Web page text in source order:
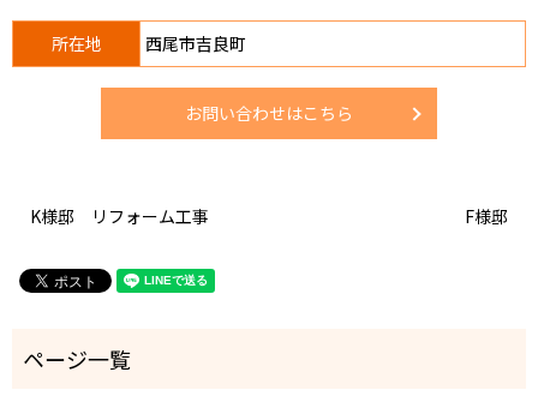
所在地 西尾市吉良町
お問い合わせはこちら
K様邸 リフォーム工事 F様邸